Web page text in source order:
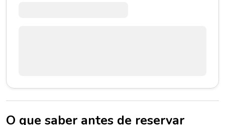
O que saber antes de reservar